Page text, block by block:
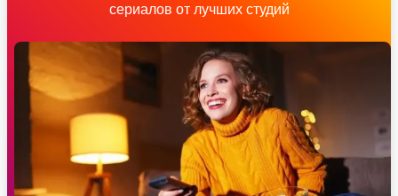
сериалов от лучших студий